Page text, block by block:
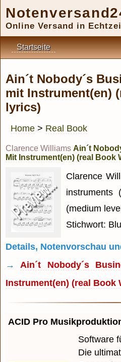
Online Versand in
Startseite
Ain´t Nobody´s
mit Instrument(en)
lyrics)
Home > Real Book
Clarence Williams Ain´t
Mit Instrument(en) (real Book
Clarence
instruments
(medium
Stichwort:
Details, Notenvorschau
→Ain´t Nobody´s
Instrument(en) (real Book
ACID Pro
Software
Die